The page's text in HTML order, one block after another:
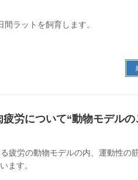
ラットを飼育します。
労について“動物モデルの
疲労の動物モデルの内、運動性の
ます。